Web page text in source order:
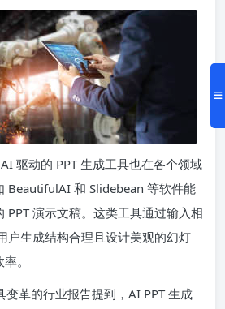
驱动的 PPT 生成工具也在各个领域
BeautifulAI 和 Slidebean 等软件能
PPT 演示文稿。这类工具通过输入相
户生成结构合理且设计美观的幻灯
。
变革的行业报告提到，AI PPT 生成